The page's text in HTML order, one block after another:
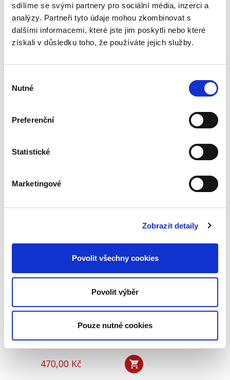
sdílíme se svými partnery pro sociální média, inzerci a
analýzy. Partneři tyto údaje mohou zkombinovat s
dalšími informacemi, které jste jim poskytli nebo které
získali v důsledku toho, že používáte jejich služby.
souhlasu
Nutné
Preferenční
Statistické
Marketingové
Zobrazit detaily
Povolit všechny cookies
Povolit výběr
Pouze nutné cookies
Náhrada škody
způsobené
390,00 Kč
povinnosti nahradit újmu způsobenou zvířetem
po deseti letech
Jan Jaroš
470,00 Kč